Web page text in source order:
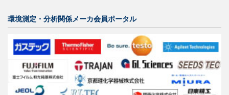
環境測定・分析関係メーカ会員ポータル